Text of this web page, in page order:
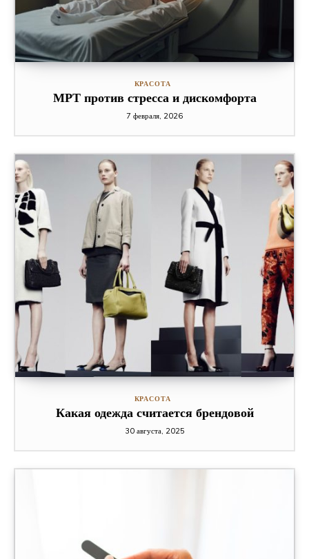
КРАСОТА
МРТ против стресса и дискомфорта
7 февраля, 2026
КРАСОТА
Какая одежда считается брендовой
30 августа, 2025